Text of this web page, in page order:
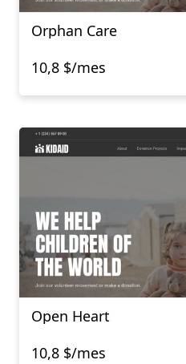
Orphan Care
10,8 $/mes
Open Heart
10,8 $/mes